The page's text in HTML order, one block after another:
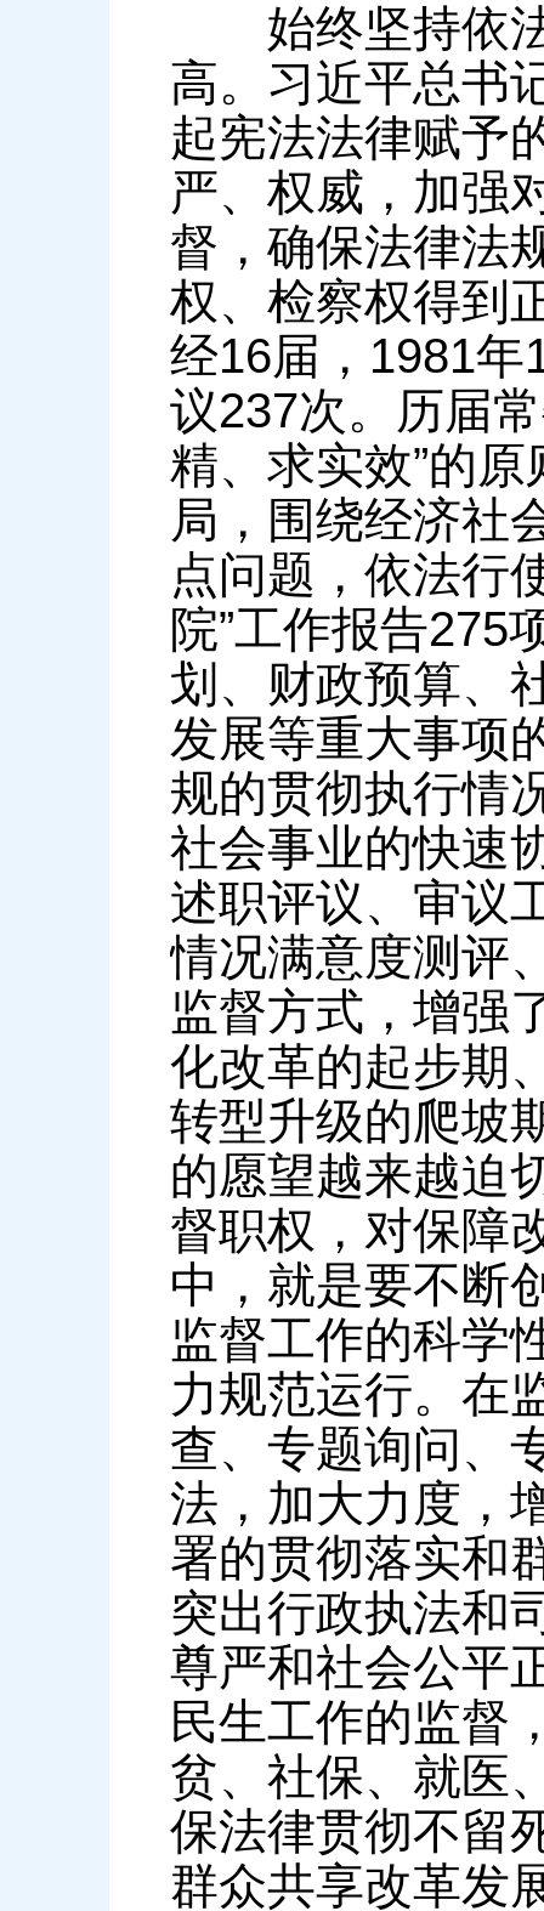
始终坚持依法
高。习近平总书
起宪法法律赋予
严、权威，加强
督，确保法律法
权、检察权得到
经16届，1981
议237次。历届
精、求实效”的
局，围绕经济社
点问题，依法行
院”工作报告275
划、财政预算、
发展等重大事项
规的贯彻执行情
社会事业的快速
述职评议、审议
情况满意度测评
监督方式，增强
化改革的起步期
转型升级的爬坡
的愿望越来越迫
督职权，对保障
中，就是要不断
监督工作的科学
力规范运行。在
查、专题询问、
法，加大力度，
署的贯彻落实和
突出行政执法和
尊严和社会公平
民生工作的监督
贫、社保、就医
保法律贯彻不留
群众共享改革发